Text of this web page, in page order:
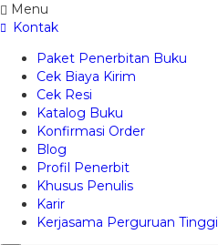
Menu
Kontak
Paket Penerbitan Buku
Cek Biaya Kirim
Cek Resi
Katalog Buku
Konfirmasi Order
Blog
Profil Penerbit
Khusus Penulis
Karir
Kerjasama Perguruan Tinggi